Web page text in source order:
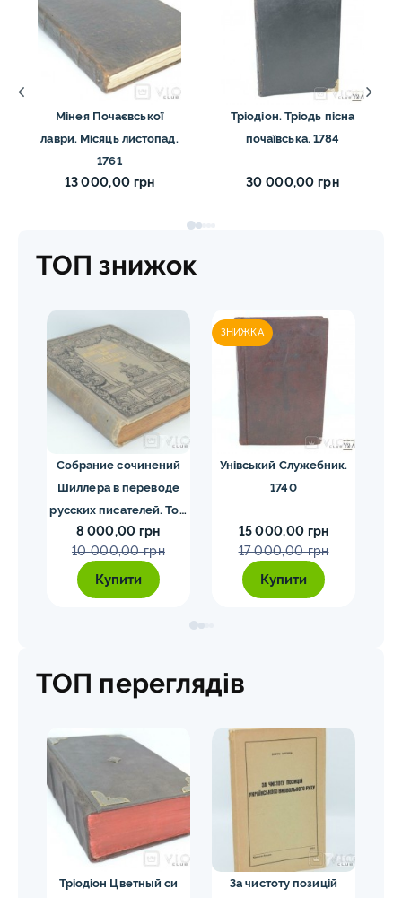
Мінея Почаєвської
лаври. Місяць листопад.
1761
13 000,00 грн
Тріодіон. Тріодь пісна
почаївська. 1784
30 000,00 грн
ТОП знижок
Собрание сочинений
Шиллера в переводе
русских писателей. Том
1-4. Шиллер 1901-1902
гг.
8 000,00 грн
10 000,00 грн
Купити
ЗНИЖКА
Унівський Служебник.
1740
15 000,00 грн
17 000,00 грн
Купити
ТОП переглядів
Тріодіон Цветный си
За чистоту позицій